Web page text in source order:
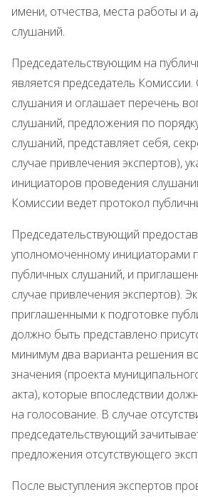
имени, отчества, места работы и
слушаний.
Председательствующим на
является председатель
слушания и оглашает перечень
слушаний, предложения по
слушаний, представляет себя,
случае привлечения экспертов),
инициаторов проведения
Комиссии ведет протокол
Председательствующий
уполномоченному инициаторами
публичных слушаний, и
случае привлечения экспертов).
приглашенными к подготовке
должно быть представлено
минимум два варианта решения
значения (проекта
акта), которые впоследствии
на голосование. В случае
председательствующий
предложения отсутствующего
После выступления экспертов